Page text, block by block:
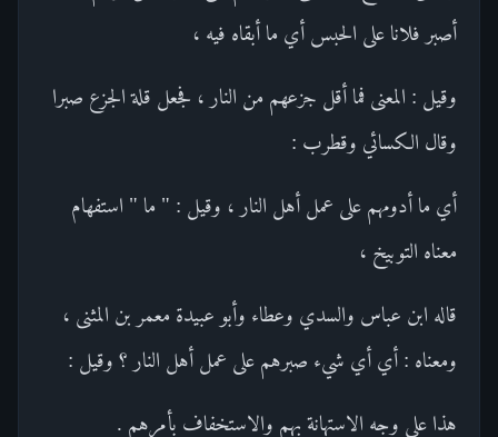
أصبر فلانا على الحبس أي ما أبقاه فيه ،
وقيل : المعنى فما أقل جزعهم من النار ، فجعل قلة الجزع صبرا
وقال الكسائي وقطرب :
أي ما أدومهم على عمل أهل النار ، وقيل : " ما " استفهام
معناه التوبيخ ،
قاله ابن عباس والسدي وعطاء وأبو عبيدة معمر بن المثنى ،
ومعناه : أي أي شيء صبرهم على عمل أهل النار ؟ وقيل :
هذا على وجه الاستهانة بهم والاستخفاف بأمرهم .